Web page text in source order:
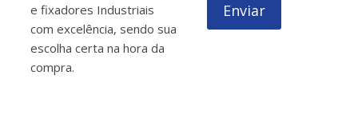
e fixadores Industriais
com excelência, sendo sua
escolha certa na hora da
compra.
Enviar